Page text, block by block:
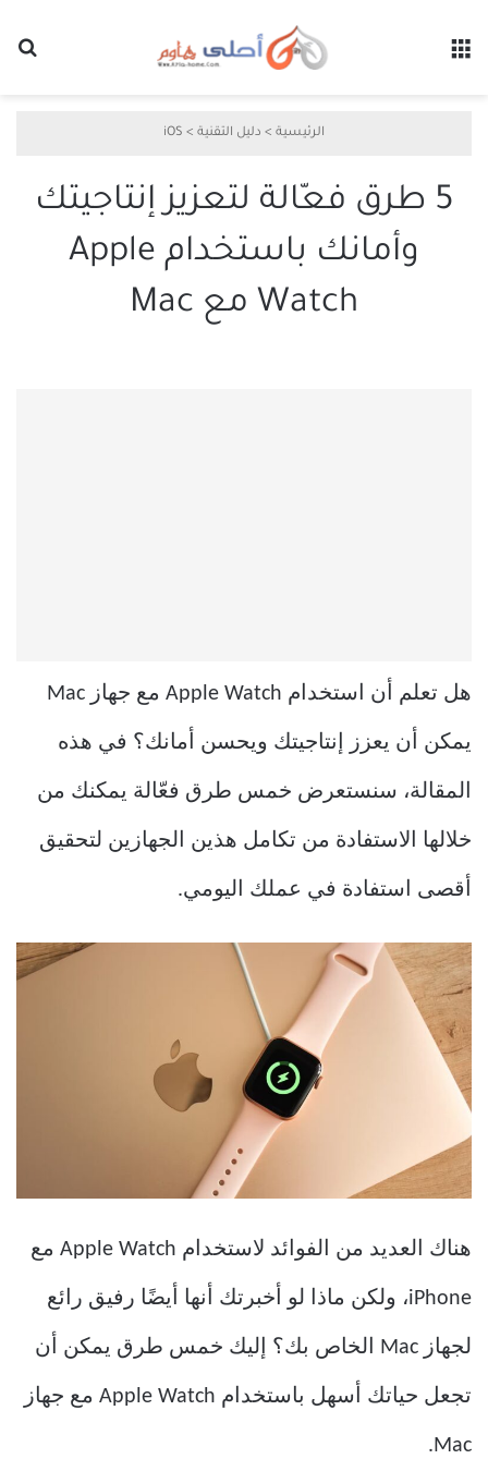
الرئيسية > دليل التقنية >
iOS
5 طرق فعّالة لتعزيز إنتاجيتك
وأمانك باستخدام Apple
Watch مع Mac
هل تعلم أن استخدام Apple Watch مع جهاز Mac
يمكن أن يعزز إنتاجيتك ويحسن أمانك؟ في هذه
المقالة، سنستعرض خمس طرق فعّالة يمكنك من
خلالها الاستفادة من تكامل هذين الجهازين لتحقيق
أقصى استفادة في عملك اليومي.
هناك العديد من الفوائد لاستخدام Apple Watch مع
iPhone، ولكن ماذا لو أخبرتك أنها أيضًا رفيق رائع
لجهاز Mac الخاص بك؟ إليك خمس طرق يمكن أن
تجعل حياتك أسهل باستخدام Apple Watch مع جهاز
Mac.